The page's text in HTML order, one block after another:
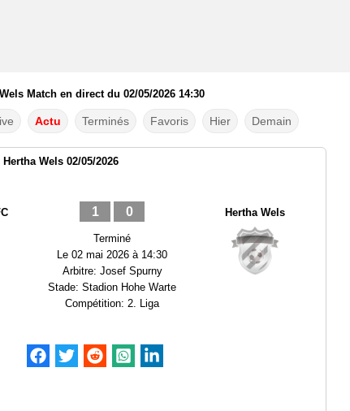
Match en direct du 02/05/2026 14:30
Actu Terminés Favoris Hier Demain
Wels 02/05/2026
1 0
Terminé
Le 02 mai 2026 à 14:30
Arbitre: Josef Spurny
Stade: Stadion Hohe Warte
Compétition: 2. Liga
Hertha Wels